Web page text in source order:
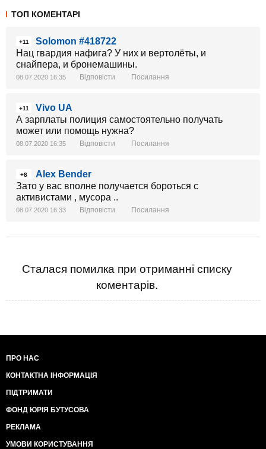
ТОП КОМЕНТАРІ
+11
Solomon #418722
Нац гвардия нафига? У них и вертолёты, и
снайпера, и бронемашины.
08.07.2020 16:35 Відповісти Посилання
+11
Vivo UA
А зарплаты полиция самостоятельно получать
может или помощь нужна?
08.07.2020 16:35 Відповісти Посилання
+8
Alex Bender
Зато у вас вполне получается бороться с
активистами , мусора ..
08.07.2020 16:33 Відповісти Посилання
Сталася помилка при отриманні списку
коментарів.
ПРО НАС
КОНТАКТНА ІНФОРМАЦІЯ
ПІДТРИМАТИ
ФОНД ЮРІЯ БУТУСОВА
РЕКЛАМА
УМОВИ КОРИСТУВАННЯ